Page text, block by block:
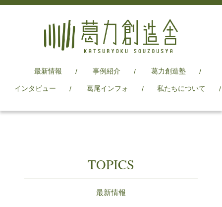
最新情報 事例紹介 葛力創造塾
インタビュー 葛尾インフォ 私たちについて
TOPICS
最新情報